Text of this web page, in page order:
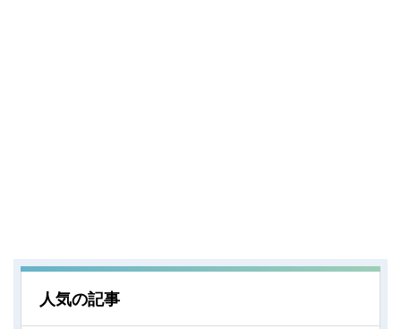
人気の記事